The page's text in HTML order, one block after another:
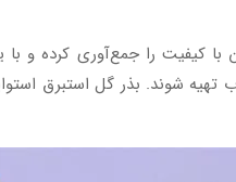
کیفیت را جمع‌آوری کرده و
شوند. بذر گل استبرق